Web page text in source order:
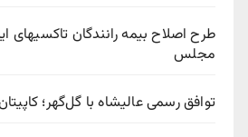
طرح اصلاح بیمه رانندگان تاکسیهای
مجلس
توافق رسمی عالیشاه با گل‌گهر؛